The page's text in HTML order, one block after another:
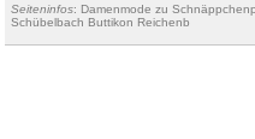
Seiteninfos: Damenmode zu
Schübelbach Buttikon Reichenb